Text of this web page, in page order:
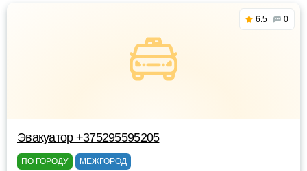
6.5 0
Эвакуатор +375295595205
ПО ГОРОДУ МЕЖГОРОД